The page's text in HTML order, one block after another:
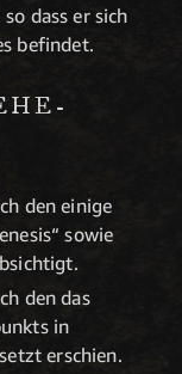
dass er sich
befindet.
den einige
sowie
den das
in
erschien.